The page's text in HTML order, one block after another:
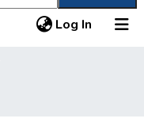
Log In (current)